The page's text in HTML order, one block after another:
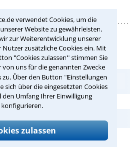
verwendet Cookies, um die
Website zu gewährleisten.
zur Weiterentwicklung unserer
Nutzer zusätzliche Cookies ein. Mit
"Cookies zulassen" stimmen Sie
uns für die genannten Zwecke
zu. Über den Button "Einstellungen
sich über die eingesetzten Cookies
Umfang Ihrer Einwilligung
konfigurieren.
zulassen
zahlen?
die jeder
kennen sollte
Rechtswissen